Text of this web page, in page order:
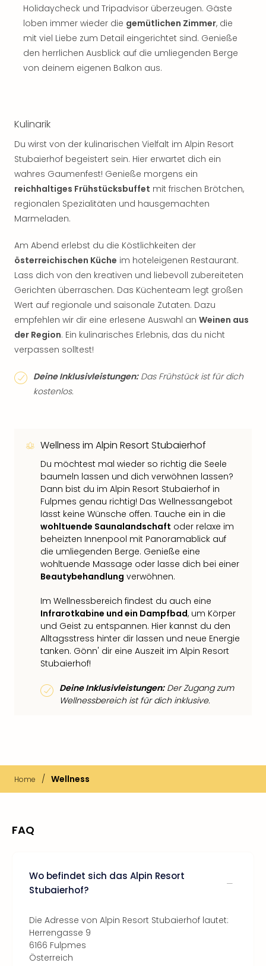
Holidaycheck und Tripadvisor überzeugen. Gäste
loben immer wieder die gemütlichen Zimmer, die
mit viel Liebe zum Detail eingerichtet sind. Genieße
den herrlichen Ausblick auf die umliegenden Berge
von deinem eigenen Balkon aus.
Kulinarik
Du wirst von der kulinarischen Vielfalt im Alpin Resort
Stubaierhof begeistert sein. Hier erwartet dich ein
wahres Gaumenfest! Genieße morgens ein
reichhaltiges Frühstücksbuffet mit frischen Brötchen,
regionalen Spezialitäten und hausgemachten
Marmeladen.
Am Abend erlebst du die Köstlichkeiten der
österreichischen Küche im hoteleigenen Restaurant.
Lass dich von den kreativen und liebevoll zubereiteten
Gerichten überraschen. Das Küchenteam legt großen
Wert auf regionale und saisonale Zutaten. Dazu
empfehlen wir dir eine erlesene Auswahl an Weinen aus
der Region. Ein kulinarisches Erlebnis, das du nicht
verpassen solltest!
Deine Inklusivleistungen:Das Frühstück ist für dich
kostenlos.
Wellness im Alpin Resort Stubaierhof
Du möchtest mal wieder so richtig die Seele
baumeln lassen und dich verwöhnen lassen?
Dann bist du im Alpin Resort Stubaierhof in
Fulpmes genau richtig! Das Wellnessangebot
lässt keine Wünsche offen. Tauche ein in die
wohltuende Saunalandschaft oder relaxe im
beheizten Innenpool mit Panoramablick auf
die umliegenden Berge. Genieße eine
wohltuende Massage oder lasse dich bei einer
Beautybehandlung verwöhnen.
Im Wellnessbereich findest du auch eine
Infrarotkabine und ein Dampfbad, um Körper
und Geist zu entspannen. Hier kannst du den
Alltagsstress hinter dir lassen und neue Energie
tanken. Gönn' dir eine Auszeit im Alpin Resort
Stubaierhof!
Deine Inklusivleistungen:Der Zugang zum
Wellnessbereich ist für dich inklusive.
Home / Wellness
FAQ
Wo befindet sich das Alpin Resort
Stubaierhof?
Die Adresse von Alpin Resort Stubaierhof lautet:
Herrengasse 9
6166 Fulpmes
Österreich